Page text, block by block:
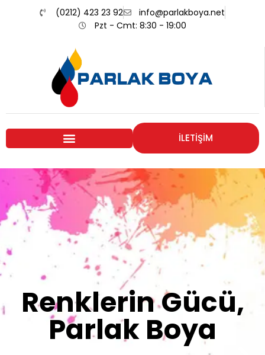
(0212) 423 23 92
info@parlakboya.net
Pzt - Cmt: 8:30 - 19:00
İLETİŞİM
Renklerimiz
Sizin İmzanız
Olsun